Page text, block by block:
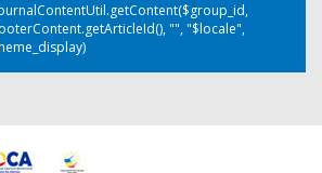
"", "$locale",